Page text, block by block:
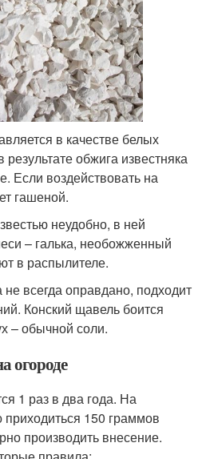
в качестве белых
обжига известняка
Если воздействовать на
гашеной.
неудобно, в ней
– галька, необожженный
в распылителе.
всегда оправдано, подходит
Конский щавель боится
– обычной соли.
огороде
1 раз в два года. На
150 граммов
производить внесение.